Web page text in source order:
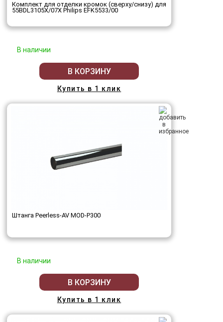
Комплект для отделки кромок (сверху/снизу) для
55BDL3105X/07X Philips EFK5533/00
В наличии
В КОРЗИНУ
Купить в 1 клик
Штанга Peerless-AV MOD-P300
В наличии
В КОРЗИНУ
Купить в 1 клик